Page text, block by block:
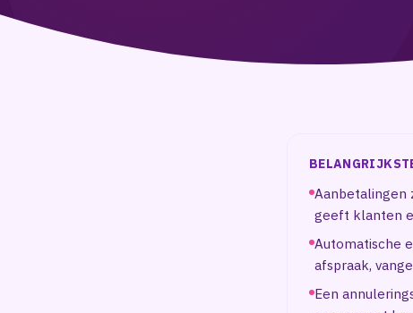
geeft klanten
Automatische
afspraak,
Een